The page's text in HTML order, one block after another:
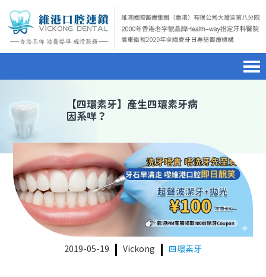
醫院簡介 hospital introduction
醫生介紹doctor introduction
醫療新聞 medical news
種植牙dental implant
orthodontics
微信預約
WhatsApp預約
【四環素牙】產生四環素牙病
因系咩？
2019-05-19 Vickong 四環素牙